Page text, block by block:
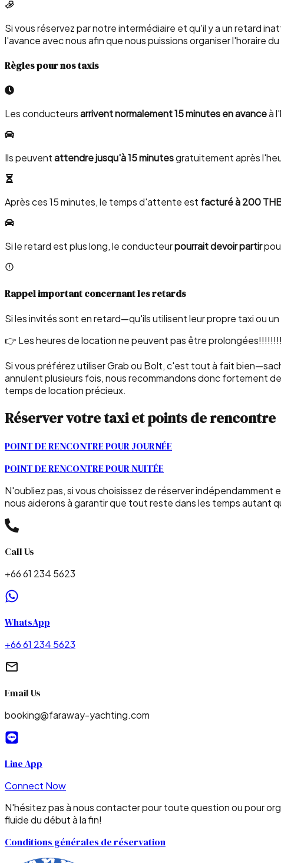
Si vous réservez par notre intermédiaire et qu'il y a un retard
l'avance avec nous afin que nous puissions organiser l'horaire
Règles pour nos taxis
Les conducteursarrivent normalement 15 minutes en avanceà
Ils peuventattendre jusqu'à 15 minutesgratuitement après
Après ces 15 minutes, le temps d'attente est facturé à 200
Si le retard est plus long, le conducteurpourrait devoir partir
Rappel important concernant les retards
Si les invités sont en retard—qu'ils utilisent leur propre taxi ou
👉 Les heures de location ne peuvent pas être prolongées!!!!!!!!
Si vous préférez utiliser Grab ou Bolt, c'est tout à fait
annulent plusieurs fois, nous recommandons donc fortement
temps de location précieux.
Réserver votre taxi et points de rencontre
POINT DE RENCONTRE POUR JOURNÉE
POINT DE RENCONTRE POUR NUITÉE
N'oubliez pas, si vous choisissez de réserver
nous aiderons à garantir que tout reste dans les temps autant
Call Us
+66 61 234 5623
WhatsApp
+66 61 234 5623
Email Us
booking@faraway-yachting.com
Line App
Connect Now
N'hésitez pas à nous contacter pour toute question ou pour
fluide du début à la fin!
Conditions générales de réservation